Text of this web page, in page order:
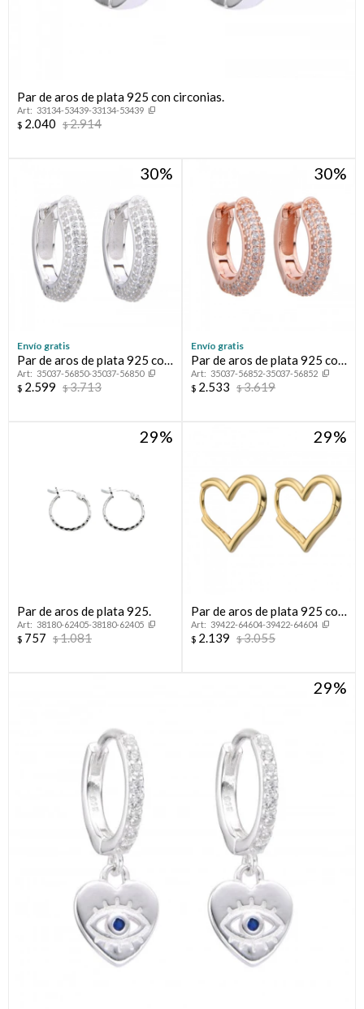
Par de aros de plata 925 con circonias.
33134-53439-33134-53439
$ 2.040 $2.914
30
Envío gratis
Par de aros de plata 925 con
circonias.
35037-56850-35037-56850
$ 2.599 $3.713
30
Envío gratis
Par de aros de plata 925 con
baño de oro rosado y
circonias.
35037-56852-35037-56852
$ 2.533 $3.619
29
Par de aros de plata 925.
38180-62405-38180-62405
$ 757 $1.081
29
Par de aros de plata 925 con
baño de oro amarillo,
CORAZON.
39422-64604-39422-64604
$ 2.139 $3.055
29